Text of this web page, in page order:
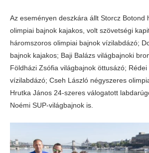
Az eseményen deszkára állt Storcz Botond
olimpiai bajnok kajakos, volt szövetségi
háromszoros olimpiai bajnok vízilabdázó;
bajnok kajakos; Baji Balázs világbajnoki
Földházi Zsófia világbajnok öttusázó;
vízilabdázó; Cseh László négyszeres
Hrutka János 24-szeres válogatott
Noémi SUP-világbajnok is.